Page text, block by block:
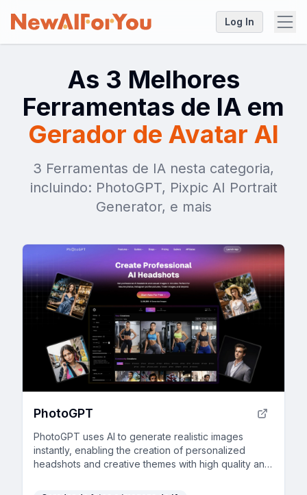
Log In
As 3 Melhores
Ferramentas de IA em
Gerador de Avatar AI
3 Ferramentas de IA nesta categoria,
incluindo: PhotoGPT, Pixpic AI Portrait
Generator, e mais
PhotoGPT
PhotoGPT uses AI to generate realistic images
instantly, enabling the creation of personalized
headshots and creative themes with high quality and